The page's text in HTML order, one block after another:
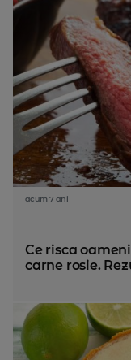
acum 7 ani
Ce risca
carne rosie.